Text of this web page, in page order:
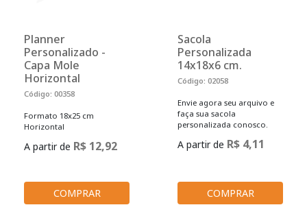
Planner
Personalizado -
Capa Mole
Horizontal
Código: 00358
Formato 18x25 cm
Horizontal
A partir de R$ 12,92
COMPRAR
Sacola
Personalizada
14x18x6 cm.
Código: 02058
Envie agora seu arquivo e
faça sua sacola
personalizada conosco.
A partir de R$ 4,11
COMPRAR